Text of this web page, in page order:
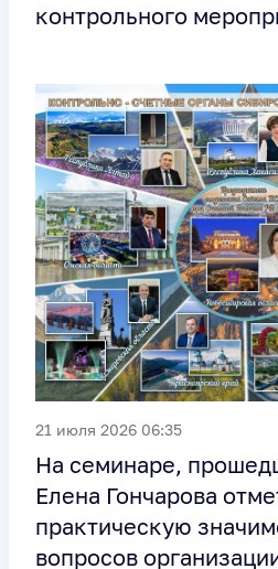
контрольного
21 июля 2026 06:35
На семинаре,
Елена Гончарова
практическую
вопросов